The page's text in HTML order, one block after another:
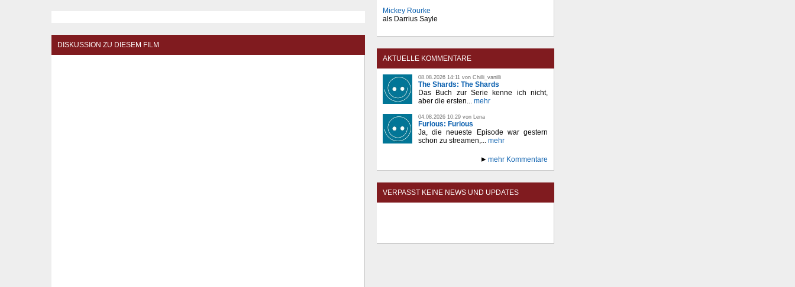
DISKUSSION ZU DIESEM FILM
Mickey Rourke
als Darrius Sayle
AKTUELLE KOMMENTARE
08.08.2026 14:11 von Chilli_vanilli
The Shards: The Shards
Das Buch zur Serie kenne ich nicht,
aber die ersten... mehr
04.08.2026 10:29 von Lena
Furious: Furious
Ja, die neueste Episode war gestern
schon zu streamen,... mehr
mehr Kommentare
VERPASST KEINE NEWS UND UPDATES